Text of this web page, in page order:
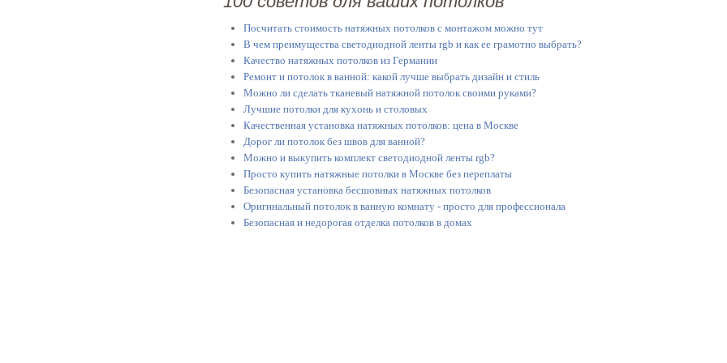
Посчитать стоимость натяжных потолков с монтажом можно тут
В чем преимущества светодиодной ленты rgb и как ее грамотно выбрать?
Качество натяжных потолков из Германии
Ремонт и потолок в ванной: какой лучше выбрать дизайн и стиль
Можно ли сделать тканевый натяжной потолок своими руками?
Лучшие потолки для кухонь и столовых
Качественная установка натяжных потолков: цена в Москве
Дорог ли потолок без швов для ванной?
Можно и выкупить комплект светодиодной ленты rgb?
Просто купить натяжные потолки в Москве без переплаты
Безопасная установка бесшовных натяжных потолков
Оригинальный потолок в ванную комнату - просто для профессионала
Безопасная и недорогая отделка потолков в домах